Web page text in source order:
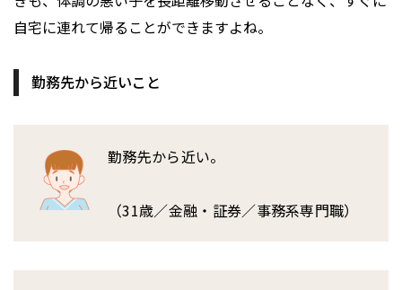
自宅に連れて帰ることができますよね。
勤務先から近いこと
勤務先から近い。
（31歳／金融・証券／事務系専門職）